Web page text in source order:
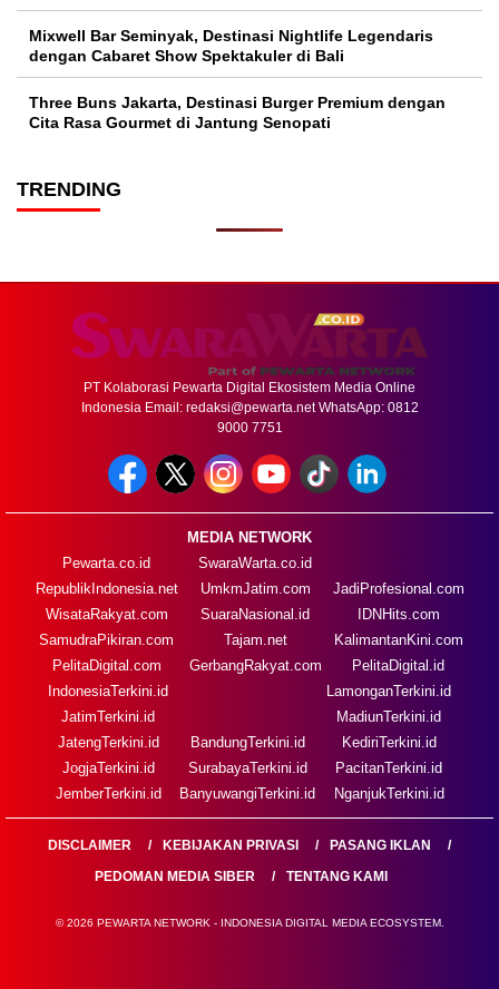
Mixwell Bar Seminyak, Destinasi Nightlife Legendaris
dengan Cabaret Show Spektakuler di Bali
Three Buns Jakarta, Destinasi Burger Premium dengan
Cita Rasa Gourmet di Jantung Senopati
TRENDING
PT Kolaborasi Pewarta Digital Ekosistem Media Online
Indonesia Email: redaksi@pewarta.netWhatsApp: 0812
9000 7751
MEDIA NETWORK
Pewarta.co.id
RepublikIndonesia.net
WisataRakyat.com
SamudraPikiran.com
PelitaDigital.com
SwaraWarta.co.id
UmkmJatim.com
SuaraNasional.id
Tajam.net
GerbangRakyat.com
JadiProfesional.com
IDNHits.com
KalimantanKini.com
PelitaDigital.id
IndonesiaTerkini.id
JatimTerkini.id
JatengTerkini.id
JogjaTerkini.id
JemberTerkini.id
BandungTerkini.id
SurabayaTerkini.id
BanyuwangiTerkini.id
LamonganTerkini.id
MadiunTerkini.id
KediriTerkini.id
PacitanTerkini.id
NganjukTerkini.id
DISCLAIMER KEBIJAKAN PRIVASI
PASANG IKLAN
PEDOMAN MEDIA SIBER
TENTANG KAMI
© 2026 PEWARTA NETWORK - INDONESIA DIGITAL MEDIA ECOSYSTEM.